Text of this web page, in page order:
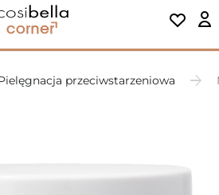
przeciwstarzeniowa